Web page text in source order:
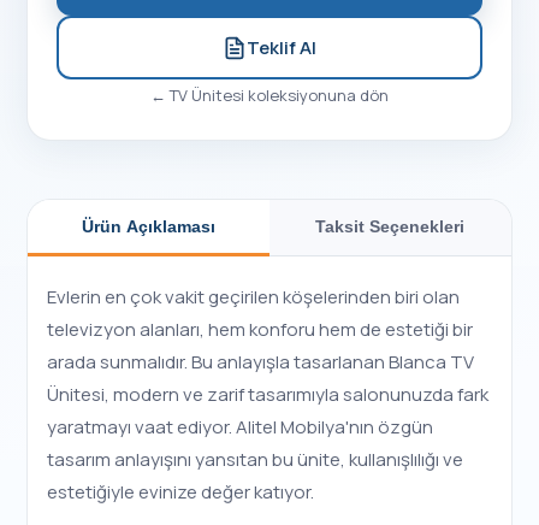
Teklif Al
←TV Ünitesi koleksiyonuna dön
Ürün Açıklaması Taksit Seçenekleri
Evlerin en çok vakit geçirilen köşelerinden biri olan
televizyon alanları, hem konforu hem de estetiği bir
arada sunmalıdır. Bu anlayışla tasarlanan Blanca TV
Ünitesi, modern ve zarif tasarımıyla salonunuzda fark
yaratmayı vaat ediyor. Alitel Mobilya'nın özgün
tasarım anlayışını yansıtan bu ünite, kullanışlılığı ve
estetiğiyle evinize değer katıyor.